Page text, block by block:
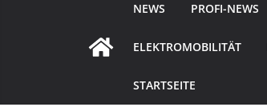
NEWS PROFI-NEWS
ELEKTROMOBILITÄT
STARTSEITE